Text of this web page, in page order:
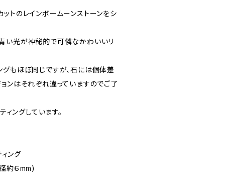
トのレインボームーンストーンをシ
い光が神秘的で可憐なかわいいリ
グもほぼ同じですが、石には個体差
ンはそれぞれ違っていますのでご了
ングしています。
ング
約６mm)